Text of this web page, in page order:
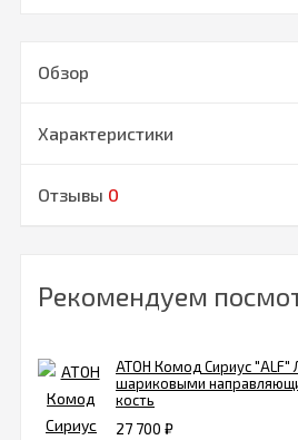
Обзор
Характеристики
Отзывы 0
Рекомендуем
АТОН Комод Сириус "ALF"
шариковыми
кость
27 700 ₽